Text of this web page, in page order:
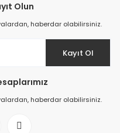
Olun
haberdar olabilirsiniz.
Kayıt Ol
haberdar olabilirsiniz.